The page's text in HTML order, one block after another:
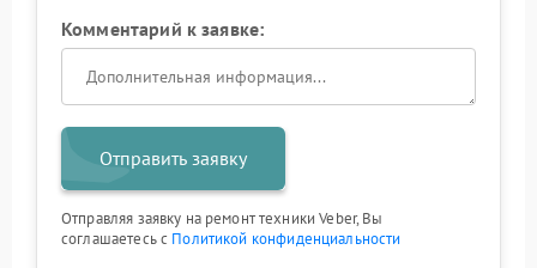
Комментарий к заявке:
Отправить заявку
Отправляя заявку на ремонт техники Veber, Вы
соглашаетесь с Политикой конфиденциальности